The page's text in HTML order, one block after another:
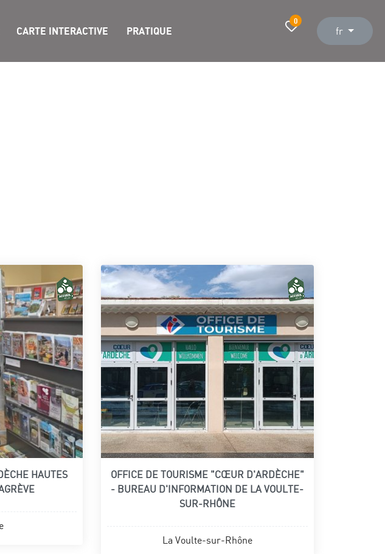
CARTE INTERACTIVE PRATIQUE
0
fr
HAUTES
OFFICE DE TOURISME "CŒUR D'ARDÈCHE"
- BUREAU D'INFORMATION DE LA VOULTE-
SUR-RHÔNE
La Voulte-sur-Rhône